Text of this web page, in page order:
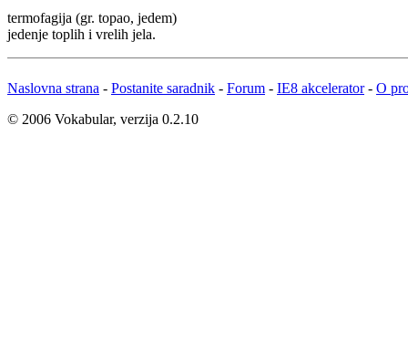
termofagija (gr. topao, jedem)
jedenje toplih i vrelih jela.
Naslovna strana - Postanite saradnik - Forum - IE8 akcelerator- O
© 2006 Vokabular, verzija 0.2.10